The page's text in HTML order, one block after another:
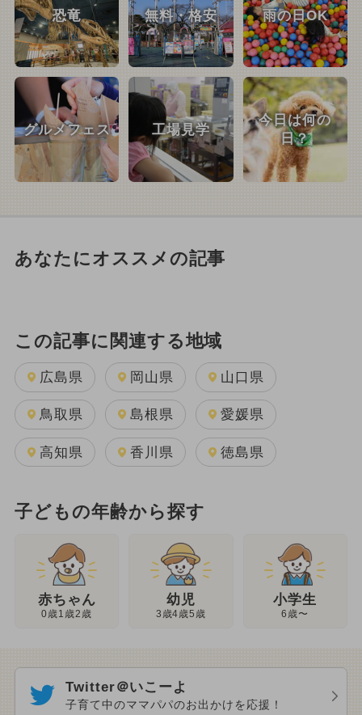
恐竜 無料・格安 雨の日OK
グルメフェス 工場見学
今日は何の
日？
あなたにオススメの記事
この記事に関連する地域
広島県 岡山県 山口県
鳥取県 島根県 愛媛県
高知県 香川県 徳島県
子どもの年齢から探す
赤ちゃん
0歳1歳2歳
幼児
3歳4歳5歳
小学生
6歳〜
Twitter＠いこーよ
子育て中のママパパのお出かけを応援！